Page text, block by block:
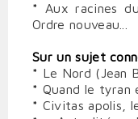
* Aux racines
Ordre nouveau...
Sur un sujet
* Le Nord (Jean
* Quand le tyran
* Civitas apolis,